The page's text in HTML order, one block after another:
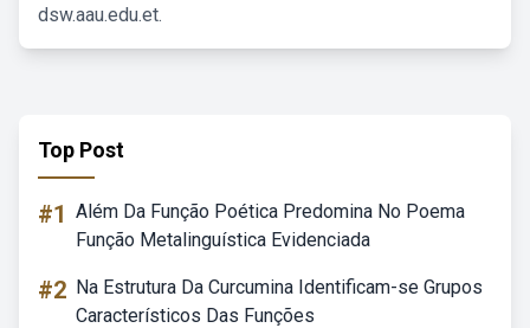
dsw.aau.edu.et.
Top Post
#1 Além Da Função Poética Predomina No Poema
Função Metalinguística Evidenciada
#2 Na Estrutura Da Curcumina Identificam-se Grupos
Característicos Das Funções